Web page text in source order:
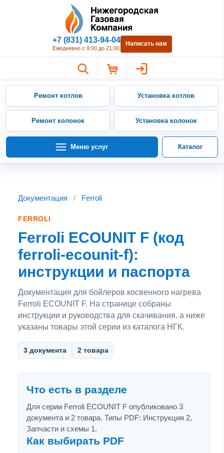
Нижегородская Газовая
+7 (831) 413-94-04
Ежедневно с 9:00 до 21:00
Написать нам
Ремонт котлов Установка котлов
Ремонт колонок Установка колонок
Меню услуг Каталог
Документация / Ferroli
FERROLI
Ferroli ECOUNIT F (код
ferroli-ecounit-f):
инструкции и паспорта
Документация для бойлеров косвенного нагрева
Ferroli ECOUNIT F. На странице собраны
инструкции и руководства для скачивания, а ниже
указаны товары этой серии из каталога НГК.
3 документа 2 товара
Что есть в разделе
Для серии Ferroli ECOUNIT F опубликовано 3
документа и 2 товара. Типы PDF: Инструкция 2,
Запчасти и схемы 1.
Как выбирать PDF